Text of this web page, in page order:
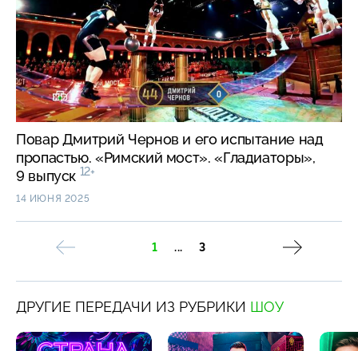
Повар Дмитрий Чернов и его испытание над
пропастью. «Римский мост». «Гладиаторы»,
9 выпуск 12+
14 ИЮНЯ 2025
1 ... 3
ДРУГИЕ ПЕРЕДАЧИ ИЗ РУБРИКИ ШОУ